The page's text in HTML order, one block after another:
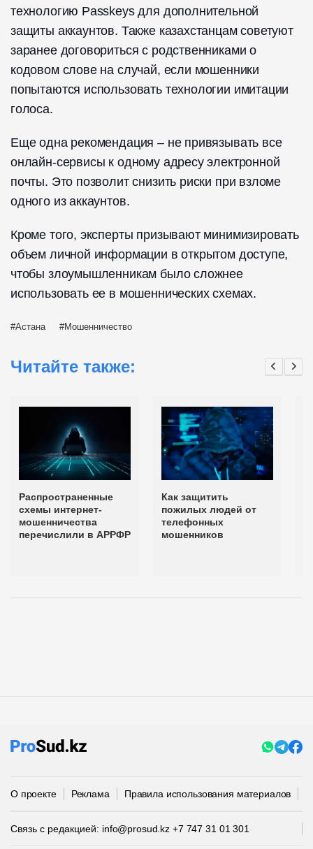
технологию Passkeys для дополнительной
защиты аккаунтов. Также казахстанцам советуют
заранее договориться с родственниками о
кодовом слове на случай, если мошенники
попытаются использовать технологии имитации
голоса.
Еще одна рекомендация – не привязывать все
онлайн-сервисы к одному адресу электронной
почты. Это позволит снизить риски при взломе
одного из аккаунтов.
Кроме того, эксперты призывают минимизировать
объем личной информации в открытом доступе,
чтобы злоумышленникам было сложнее
использовать ее в мошеннических схемах.
Астана Мошенничество
Читайте также:
Распространенные
схемы интернет-
мошенничества
перечислили в АРРФР
Как защитить
пожилых людей от
телефонных
мошенников
О проекте Реклама Правила использования материалов
Связь с редакцией: info@prosud.kz +7 747 31 01 301